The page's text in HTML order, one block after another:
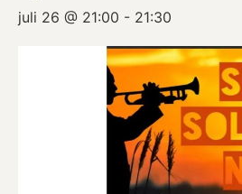
juli 26 @ 21:00 - 21:30